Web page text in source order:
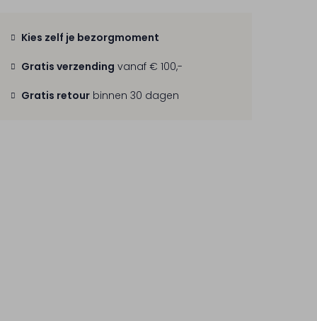
Kies zelf je bezorgmoment
Gratis verzending vanaf € 100,-
Gratis retour binnen 30 dagen